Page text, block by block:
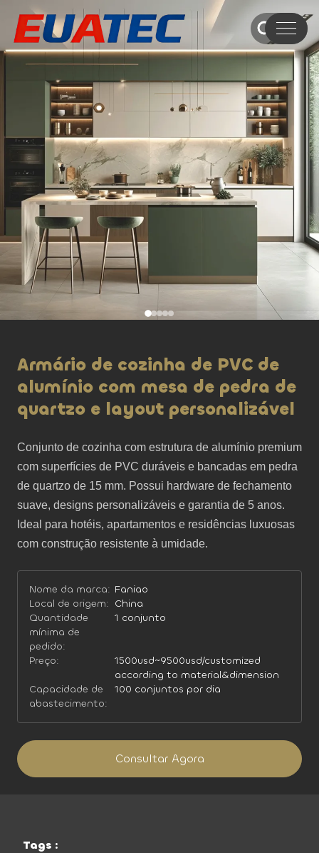
Armário de cozinha de PVC de
alumínio com mesa de pedra de
quartzo e layout personalizável
Conjunto de cozinha com estrutura de alumínio premium
com superfícies de PVC duráveis ​​e bancadas em pedra
de quartzo de 15 mm. Possui hardware de fechamento
suave, designs personalizáveis ​​e garantia de 5 anos.
Ideal para hotéis, apartamentos e residências luxuosas
com construção resistente à umidade.
Nome da marca: Faniao
Local de origem: China
Quantidade
mínima de
pedido:
1 conjunto
Preço:
1500usd~9500usd/customized
according to material&dimension
Capacidade de
abastecimento:
100 conjuntos por dia
Consultar Agora
Tags :